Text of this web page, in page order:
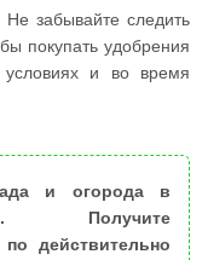
Не забывайте следить
покупать удобрения
и во время
и огорода в
Получите
действительно